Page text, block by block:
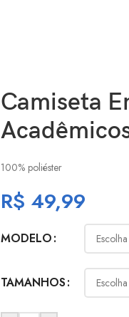
Camiseta
100% poliéster
R$ 49,99
MODELO
TAMANHOS